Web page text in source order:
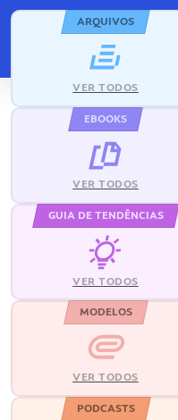
ARQUIVOS
VER TODOS
EBOOKS
VER TODOS
GUIA DE TENDÊNCIAS
VER TODOS
MODELOS
VER TODOS
PODCASTS